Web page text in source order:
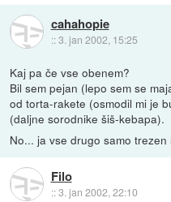
cahahopie
::3. jan 2002, 15:25
Kaj pa če vse obenem?
Bil sem pejan (lepo sem se
od torta-rakete (osmodil mi je
(daljne sorodnike šiš-kebapa).
No... ja vse drugo samo trezen
Filo
::3. jan 2002, 22:10